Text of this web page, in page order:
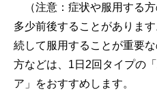
（注意：症状や服用する方
多少前後することがあります
続して服用することが重要
方などは、1日2回タイプの
ア」をおすすめします。